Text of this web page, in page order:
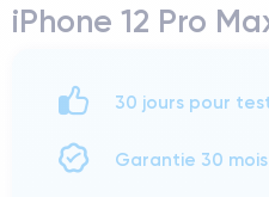
iPhone 12 Pro
30 jours pour
Garantie 30 mois